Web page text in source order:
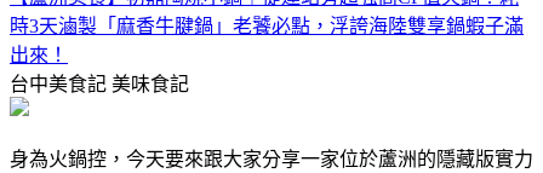
時3天滷製「麻香牛腱鍋」老饕必點，浮誇海陸雙享鍋蝦子滿
出來！
台中美食記 美味食記
身為火鍋控，今天要來跟大家分享一家位於蘆洲的隱藏版實力